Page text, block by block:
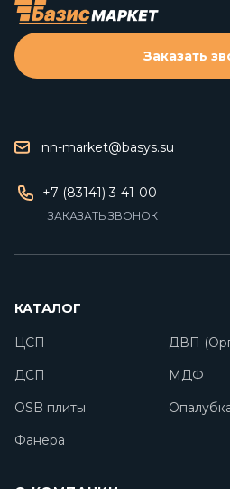
nn-market@basys.su
+7 (83141) 3-41-00
ЗАКАЗАТЬ ЗВОНОК
Заказать
КАТАЛОГ
ЦСП
ДВП
ДСП
МДФ
OSB плиты
Фанера